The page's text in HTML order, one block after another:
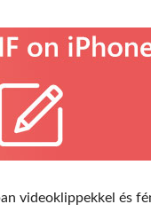
videoklippekkel és